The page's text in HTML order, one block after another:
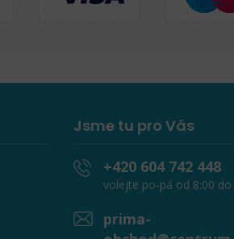
Jsme tu pro Vás
+420 604 742 448
volejte po-pá od 8:00 do
prima-